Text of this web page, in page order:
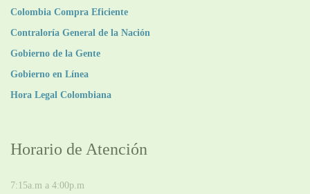
Colombia Compra Eficiente
Contraloría General de la Nación
Gobierno de la Gente
Gobierno en Línea
Hora Legal Colombiana
Horario de Atención
7:15a.m a 4:00p.m